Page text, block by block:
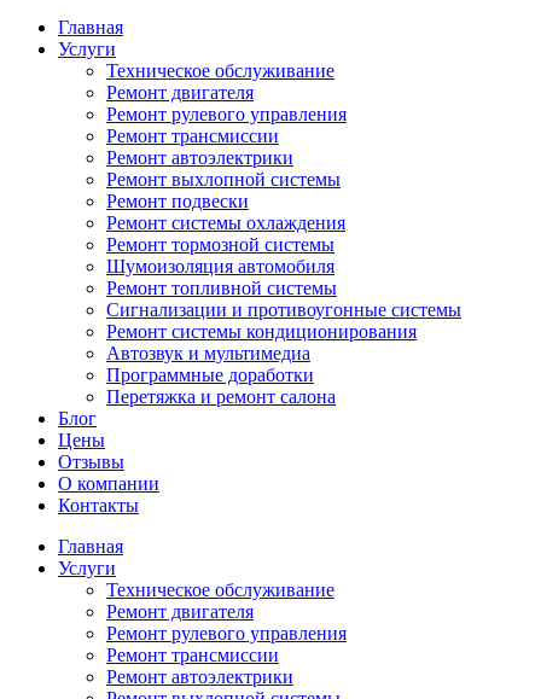
Главная
Услуги
Техническое обслуживание
Ремонт двигателя
Ремонт рулевого управления
Ремонт трансмиссии
Ремонт автоэлектрики
Ремонт выхлопной системы
Ремонт подвески
Ремонт системы охлаждения
Ремонт тормозной системы
Шумоизоляция автомобиля
Ремонт топливной системы
Сигнализации и противоугонные системы
Ремонт системы кондиционирования
Автозвук и мультимедиа
Программные доработки
Перетяжка и ремонт салона
Блог
Цены
Отзывы
О компании
Контакты
Главная
Услуги
Техническое обслуживание
Ремонт двигателя
Ремонт рулевого управления
Ремонт трансмиссии
Ремонт автоэлектрики